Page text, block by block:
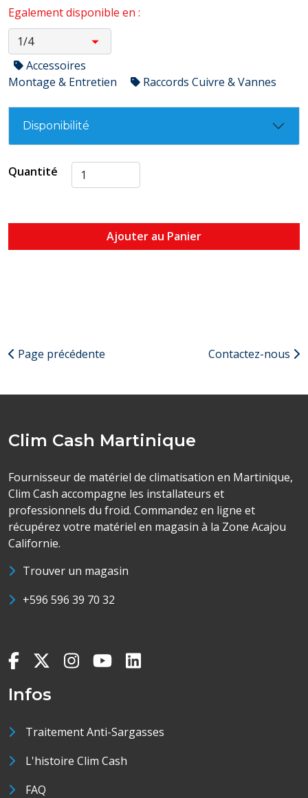
Egalement disponible en :
Accessoires
Montage & Entretien
Raccords Cuivre & Vannes
Disponibilité
Quantité
Ajouter au Panier
Page précédente Contactez-nous
Clim Cash Martinique
Fournisseur de matériel de climatisation en Martinique,
Clim Cash accompagne les installateurs et
professionnels du froid. Commandez en ligne et
récupérez votre matériel en magasin à la Zone Acajou
Californie.
Trouver un magasin
+596 596 39 70 32
Infos
Traitement Anti-Sargasses
L'histoire Clim Cash
FAQ